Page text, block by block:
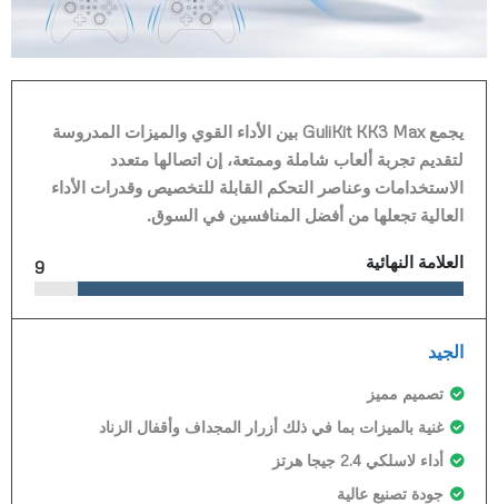
يجمع GuliKit KK3 Max بين الأداء القوي والميزات المدروسة
لتقديم تجربة ألعاب شاملة وممتعة، إن اتصالها متعدد
الاستخدامات وعناصر التحكم القابلة للتخصيص وقدرات الأداء
العالية تجعلها من أفضل المنافسين في السوق.
العلامة النهائية 9
الجيد
تصميم مميز
غنية بالميزات بما في ذلك أزرار المجداف وأقفال الزناد
أداء لاسلكي 2.4 جيجا هرتز
جودة تصنيع عالية